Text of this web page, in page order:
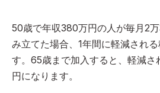
50歳で年収380万円の人が毎月2
み立てた場合、1年間に軽減され
す。65歳まで加入すると、軽減
円になります。